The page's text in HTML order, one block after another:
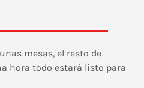
mesas, el resto de
hora todo estará listo para